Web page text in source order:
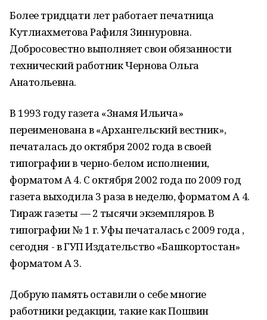
Более тридцати лет работает печатница
Кутлиахметова Рафиля Зиннуровна.
Добросовестно выполняет свои обязанности
технический работник Чернова Ольга
Анатольевна.
В 1993 году газета «Знамя Ильича»
переименована в «Архангельский вестник»,
печаталась до октября 2002 года в своей
типографии в черно-белом исполнении,
форматом А 4. С октября 2002 года по 2009 год
газета выходила 3 раза в неделю, форматом А 4.
Тираж газеты — 2 тысячи экземпляров. В
типографии № 1 г. Уфы печаталась с 2009 года ,
сегодня - в ГУП Издательство «Башкортостан»
форматом А 3.
Добрую память оставили о себе многие
работники редакции, такие как Пошвин